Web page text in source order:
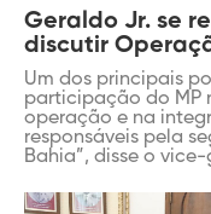
Geraldo Jr. se
discutir
Um dos principais
participação do MP
operação e na
responsáveis pela
Bahia”, disse o